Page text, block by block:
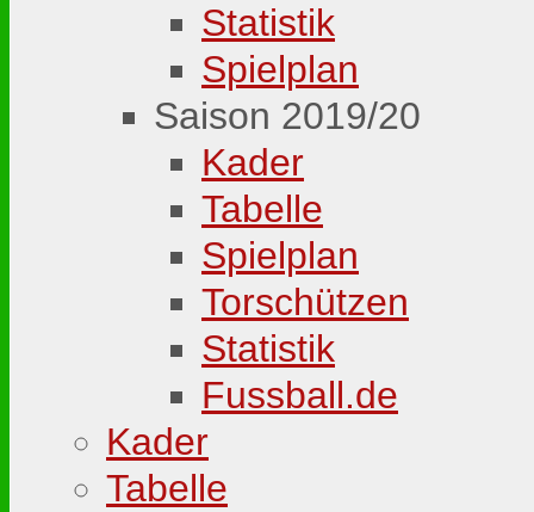
Statistik
Spielplan
Saison 2019/20
Kader
Tabelle
Spielplan
Torschützen
Statistik
Fussball.de
Kader
Tabelle